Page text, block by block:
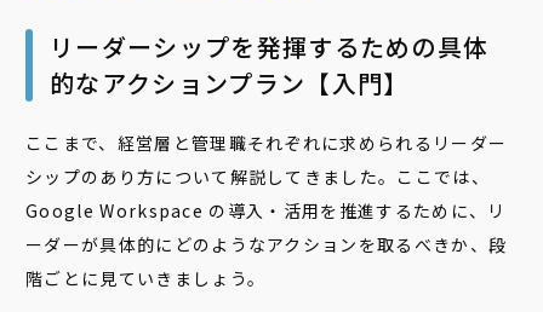
リーダーシップを発揮するための具体
的なアクションプラン【入門】
ここまで、経営層と管理職それぞれに求められるリーダー
シップのあり方について解説してきました。ここでは、
Google Workspace の導入・活用を推進するために、リ
ーダーが具体的にどのようなアクションを取るべきか、段
階ごとに見ていきましょう。